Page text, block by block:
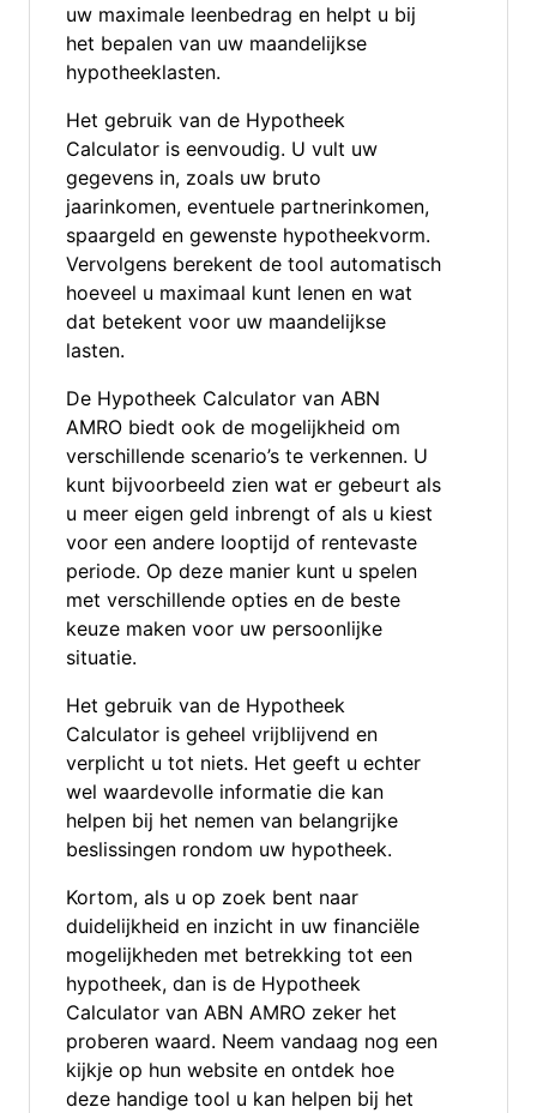
uw maximale leenbedrag en helpt u bij
het bepalen van uw maandelijkse
hypotheeklasten.
Het gebruik van de Hypotheek
Calculator is eenvoudig. U vult uw
gegevens in, zoals uw bruto
jaarinkomen, eventuele partnerinkomen,
spaargeld en gewenste hypotheekvorm.
Vervolgens berekent de tool automatisch
hoeveel u maximaal kunt lenen en wat
dat betekent voor uw maandelijkse
lasten.
De Hypotheek Calculator van ABN
AMRO biedt ook de mogelijkheid om
verschillende scenario’s te verkennen. U
kunt bijvoorbeeld zien wat er gebeurt als
u meer eigen geld inbrengt of als u kiest
voor een andere looptijd of rentevaste
periode. Op deze manier kunt u spelen
met verschillende opties en de beste
keuze maken voor uw persoonlijke
situatie.
Het gebruik van de Hypotheek
Calculator is geheel vrijblijvend en
verplicht u tot niets. Het geeft u echter
wel waardevolle informatie die kan
helpen bij het nemen van belangrijke
beslissingen rondom uw hypotheek.
Kortom, als u op zoek bent naar
duidelijkheid en inzicht in uw financiële
mogelijkheden met betrekking tot een
hypotheek, dan is de Hypotheek
Calculator van ABN AMRO zeker het
proberen waard. Neem vandaag nog een
kijkje op hun website en ontdek hoe
deze handige tool u kan helpen bij het